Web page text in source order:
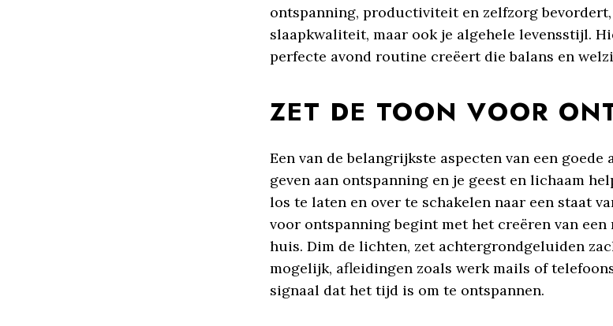
ontspanning, productiviteit en zelfzorg
slaapkwaliteit, maar ook je algehele levensstijl.
perfecte avond routine creëert die balans en
ZET DE TOON VOOR
Een van de belangrijkste aspecten van een
geven aan ontspanning en je geest en lichaam
los te laten en over te schakelen naar een staat
voor ontspanning begint met het creëren van
huis. Dim de lichten, zet achtergrondgeluiden
mogelijk, afleidingen zoals werk mails of
signaal dat het tijd is om te ontspannen.